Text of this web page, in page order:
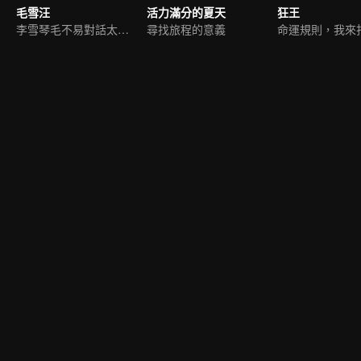
毛雪汪
李雪琴毛不易對話太爆笑
活力滿分的夏天
尋找旅程的意義
狂王
命運規則，我來